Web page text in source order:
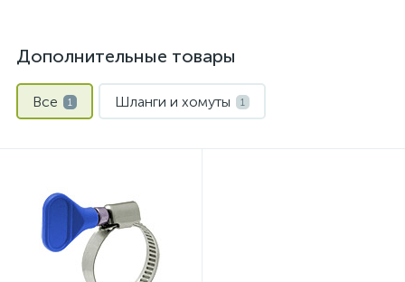
Дополнительные товары
Все 1 Шланги и хомуты 1